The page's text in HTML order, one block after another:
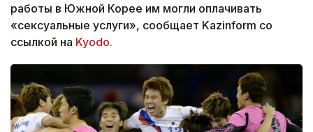
работы в Южной Корее им могли оплачивать
«сексуальные услуги», сообщает Kazinform со
ссылкой на Kyodo.